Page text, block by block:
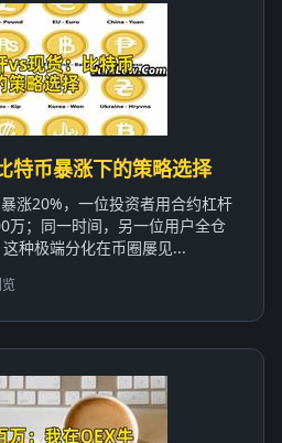
特币暴涨下的策略选择
涨20%，一位投资者用合约杠杆
万；同一时间，另一位用户全仓
种极端分化在币圈屡见...